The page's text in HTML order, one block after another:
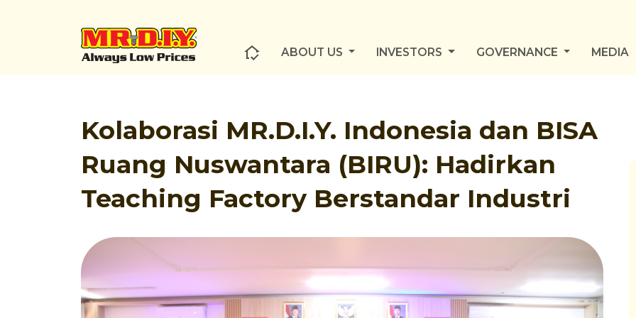
ABOUT US INVESTORS GOVERNANCE MEDIA
Kolaborasi MR.D.I.Y. Indonesia dan BISA
Ruang Nuswantara (BIRU): Hadirkan
Teaching Factory Berstandar Industri